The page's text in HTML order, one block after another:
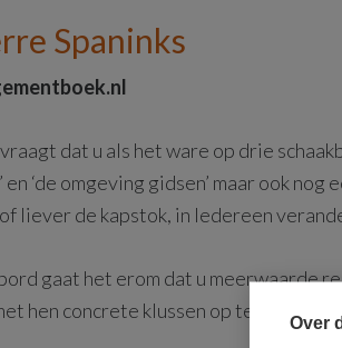
Over
Spaninks
dat u als het ware op drie
en ‘de omgeving gidsen’ maar ook
liever de kapstok, in Iedereen
gaat het erom dat u meerwaarde
hen concrete klussen op te pakken